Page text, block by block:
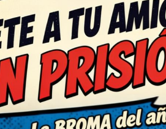
RESPONDER